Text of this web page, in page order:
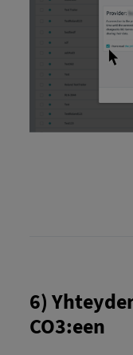
6)
CO3:een